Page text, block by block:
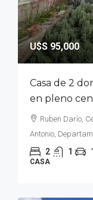
U$S 95,000
Casa de 2
en pleno
Ruben Darío,
Antonio,
2 1 1
CASA